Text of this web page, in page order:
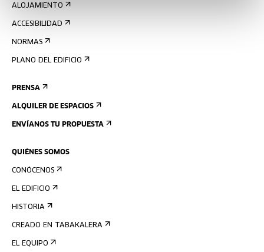
ALOJAMIENTO
ACCESIBILIDAD
NORMAS
PLANO DEL EDIFICIO
PRENSA
ALQUILER DE ESPACIOS
ENVÍANOS TU PROPUESTA
QUIÉNES SOMOS
CONÓCENOS
EL EDIFICIO
HISTORIA
CREADO EN TABAKALERA
EL EQUIPO